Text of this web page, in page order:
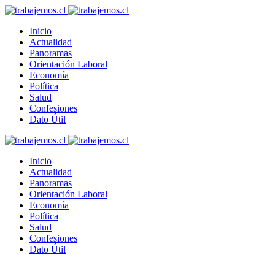
Inicio
Actualidad
Panoramas
Orientación Laboral
Economía
Política
Salud
Confesiones
Dato Útil
Inicio
Actualidad
Panoramas
Orientación Laboral
Economía
Política
Salud
Confesiones
Dato Útil